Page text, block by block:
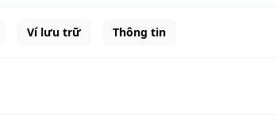
Ví lưu trữ Thông tin